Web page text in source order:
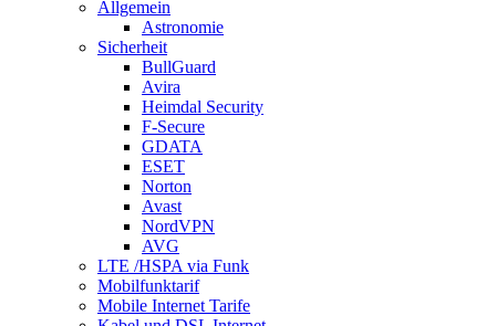
Allgemein
Astronomie
Sicherheit
BullGuard
Avira
Heimdal Security
F-Secure
GDATA
ESET
Norton
Avast
NordVPN
AVG
LTE /HSPA via Funk
Mobilfunktarif
Mobile Internet Tarife